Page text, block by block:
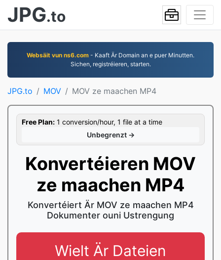
JPG.to
Websäit vun ns6.com - Kaaft Är Domain an e puer Minutten.
Sichen, registréieren, starten.
JPG.to MOV MOV ze maachen MP4
Free Plan: 1 conversion/hour, 1 file at a time
Unbegrenzt →
Konvertéieren MOV
ze maachen MP4
Konvertéiert Är MOV ze maachen MP4
Dokumenter ouni Ustrengung
Wielt Är Dateien